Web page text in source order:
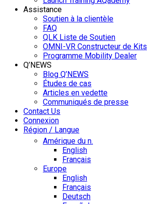
Assistance
Soutien à la clientèle
FAQ
QLK Liste de Soutien
OMNI-VR Constructeur de Kits
Programme Mobility Dealer
Q’NEWS
Blog Q’NEWS
Études de cas
Articles en vedette
Communiqués de presse
Contact Us
Connexion
Région / Langue
Amérique du n.
English
Français
Europe
English
Français
Deutsch